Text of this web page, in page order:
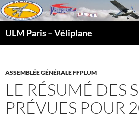
ULM Paris – Véliplane
ASSEMBLÉE GÉNÉRALE FFPLUM
LE RÉSUMÉ DES
PRÉVUES POUR